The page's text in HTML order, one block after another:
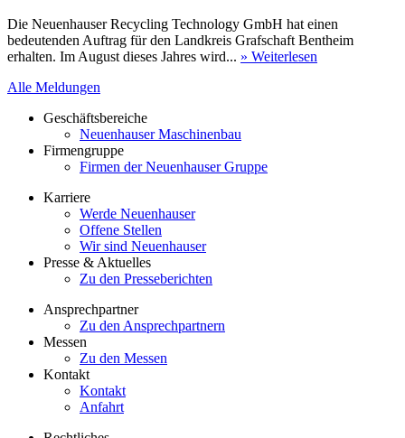
Die Neuenhauser Recycling Technology GmbH hat einen
bedeutenden Auftrag für den Landkreis Grafschaft Bentheim
erhalten. Im August dieses Jahres wird... » Weiterlesen
Alle Meldungen
Geschäftsbereiche
Neuenhauser Maschinenbau
Firmengruppe
Firmen der Neuenhauser Gruppe
Karriere
Werde Neuenhauser
Offene Stellen
Wir sind Neuenhauser
Presse & Aktuelles
Zu den Presseberichten
Ansprechpartner
Zu den Ansprechpartnern
Messen
Zu den Messen
Kontakt
Kontakt
Anfahrt